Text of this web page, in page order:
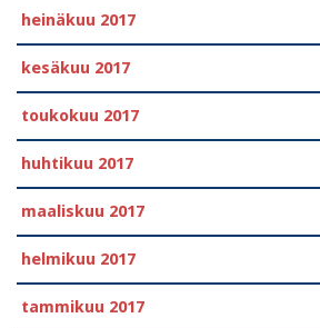
heinäkuu 2017
kesäkuu 2017
toukokuu 2017
huhtikuu 2017
maaliskuu 2017
helmikuu 2017
tammikuu 2017